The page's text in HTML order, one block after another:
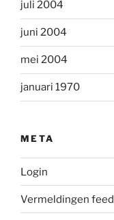
juli 2004
juni 2004
mei 2004
januari 1970
META
Login
Vermeldingen feed